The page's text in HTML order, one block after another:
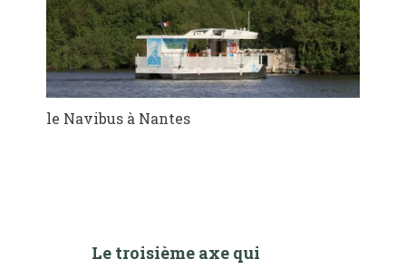
le Navibus à Nantes
Le troisième axe qui